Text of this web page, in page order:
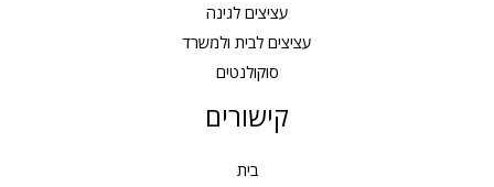
עציצים לגינה
עציצים לבית ולמשרד
סוקולנטים
קישורים
בית